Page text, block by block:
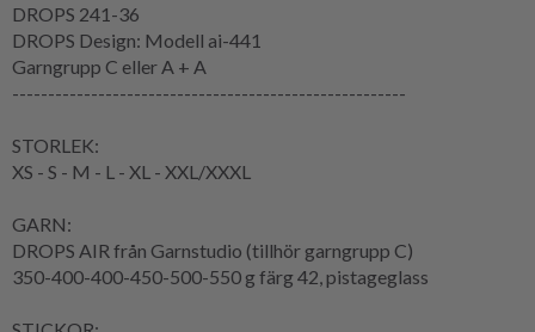
DROPS 241-36
DROPS Design: Modell ai-441
Garngrupp C eller A + A
-------------------------------------------------------
STORLEK:
XS - S - M - L - XL - XXL/XXXL
GARN:
DROPS AIR från Garnstudio (tillhör garngrupp C)
350-400-400-450-500-550 g färg 42, pistageglass